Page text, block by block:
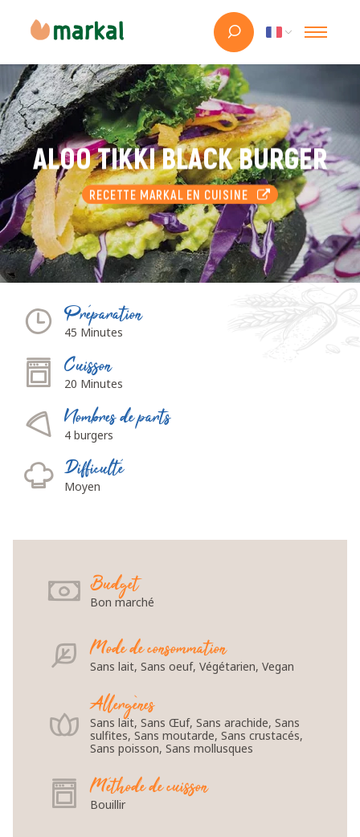
ALOO TIKKI BLACK BURGER
RECETTE MARKAL EN CUISINE
Préparation
45 Minutes
Cuisson
20 Minutes
Nombres de parts
4 burgers
Difficulté
Moyen
Budget
Bon marché
Mode de consommation
Sans lait, Sans oeuf, Végétarien, Vegan
Allergènes
Sans lait, Sans Œuf, Sans arachide, Sans
sulfites, Sans moutarde, Sans crustacés,
Sans poisson, Sans mollusques
Méthode de cuisson
Bouillir